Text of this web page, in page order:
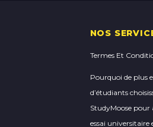
NOS
Termes Et
Pourquoi de plus
d’étudiants
StudyMoose pour
essai universitaire